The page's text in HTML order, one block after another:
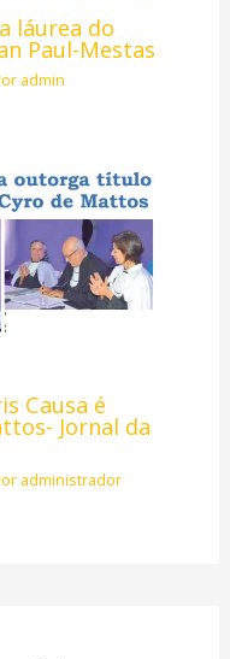
láurea do
Paul-Mestas
admin
Causa é
Jornal da
administrador